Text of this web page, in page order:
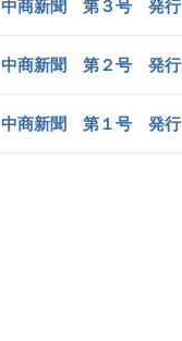
中商新聞 第３号 発行
中商新聞 第２号 発行
中商新聞 第１号 発行